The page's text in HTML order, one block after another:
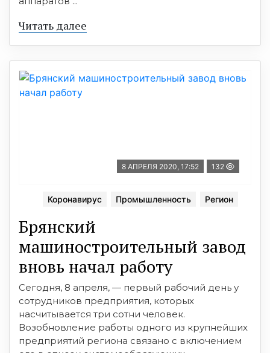
Читать далее
8 АПРЕЛЯ 2020, 17:52 132
Коронавирус Промышленность Регион
Брянский
машиностроительный завод
вновь начал работу
Сегодня, 8 апреля, — первый рабочий день у
сотрудников предприятия, которых
насчитывается три сотни человек.
Возобновление работы одного из крупнейших
предприятий региона связано с включением